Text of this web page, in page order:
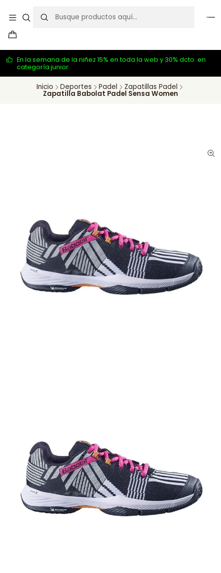
En la semana de la niñez 15% en toda la web y 30% dcto. en
categoría junior
Inicio Deportes Padel Zapatillas Padel
Zapatilla Babolat Padel Sensa Women